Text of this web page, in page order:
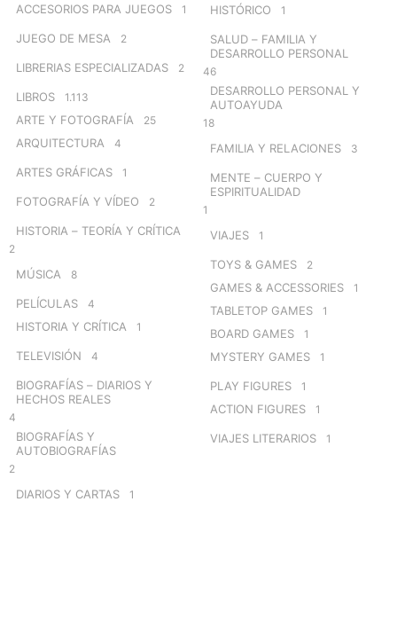
ACCESORIOS PARA JUEGOS 1
JUEGO DE MESA 2
LIBRERIAS ESPECIALIZADAS 2
LIBROS 1.113
ARTE Y FOTOGRAFÍA 25
ARQUITECTURA 4
ARTES GRÁFICAS 1
FOTOGRAFÍA Y VÍDEO 2
HISTORIA – TEORÍA Y CRÍTICA
2
MÚSICA 8
PELÍCULAS 4
HISTORIA Y CRÍTICA 1
TELEVISIÓN 4
BIOGRAFÍAS – DIARIOS Y
HECHOS REALES
4
BIOGRAFÍAS Y
AUTOBIOGRAFÍAS
2
DIARIOS Y CARTAS 1
HISTÓRICO 1
SALUD – FAMILIA Y
DESARROLLO PERSONAL
46
DESARROLLO PERSONAL Y
AUTOAYUDA
18
FAMILIA Y RELACIONES 3
MENTE – CUERPO Y
ESPIRITUALIDAD
1
VIAJES 1
TOYS & GAMES 2
GAMES & ACCESSORIES 1
TABLETOP GAMES 1
BOARD GAMES 1
MYSTERY GAMES 1
PLAY FIGURES 1
ACTION FIGURES 1
VIAJES LITERARIOS 1